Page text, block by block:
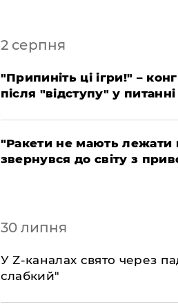
2 серпня
"Припиніть ці ігри!" –
після "відступу" у
"Ракети не мають лежати
звернувся до світу з
30 липня
У Z-каналах свято через
слабкий"